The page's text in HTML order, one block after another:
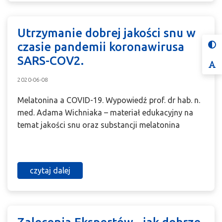
Utrzymanie dobrej jakości snu w
czasie pandemii koronawirusa
SARS-COV2.
2020-06-08
Melatonina a COVID-19. Wypowiedź prof. dr hab. n.
med. Adama Wichniaka – materiał edukacyjny na
temat jakości snu oraz substancji melatonina
czytaj dalej